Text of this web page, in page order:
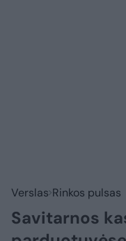
Verslas Rinkos pulsas
Savitarnos